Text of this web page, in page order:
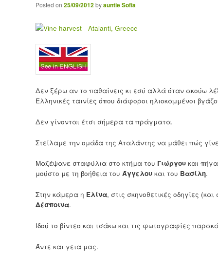
Posted on 25/09/2012byauntie Sofia
Δεν ξέρω αν το παθαίνεις κι εσύ αλλά όταν ακούω
Ελληνικές ταινίες όπου διάφοροι ηλιοκαμμένοι
Δεν γίνονται έτσι σήμερα τα πράγματα.
Στείλαμε την ομάδα της Αταλάντης να μάθει πώς
Μαζέψανε σταφύλια στο κτήμα του Γιώργουκαι
μούστο με τη βοήθεια του Άγγελουκαι του Βασίλη.
Στην κάμερα η Ελίνα, στις σκηνοθετικές οδηγίες
Δέσποινα.
Ιδού το βίντεο και τσάκω και τις φωτογραφίες
Άντε και γεια μας.